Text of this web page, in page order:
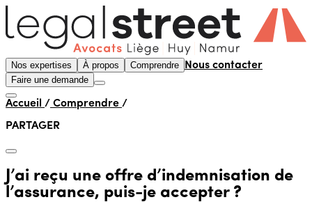
Nos expertises À propos Comprendre Nous contacter
Faire une demande
Accueil / Comprendre /
PARTAGER
J’ai reçu une offre d’indemnisation de
l’assurance, puis-je accepter ?